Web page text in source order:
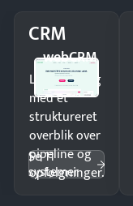
CRM
webCRM
Luk flere salg
med et
struktureret
overblik over
pipeline og
opfølgninger.
Se 11
systemer